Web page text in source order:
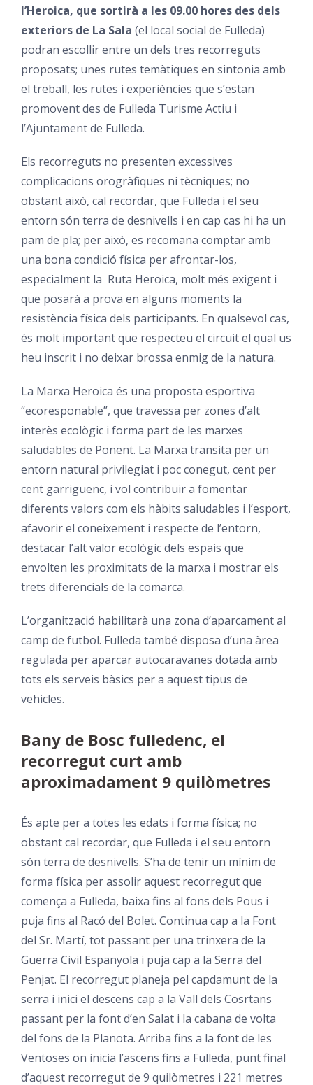
l’Heroica, que sortirà a les 09.00 hores des dels
exteriors de La Sala (el local social de Fulleda)
podran escollir entre un dels tres recorreguts
proposats; unes rutes temàtiques en sintonia amb
el treball, les rutes i experiències que s’estan
promovent des de Fulleda Turisme Actiu i
l’Ajuntament de Fulleda.
Els recorreguts no presenten excessives
complicacions orogràfiques ni tècniques; no
obstant això, cal recordar, que Fulleda i el seu
entorn són terra de desnivells i en cap cas hi ha un
pam de pla; per això, es recomana comptar amb
una bona condició física per afrontar-los,
especialment la Ruta Heroica, molt més exigent i
que posarà a prova en alguns moments la
resistència física dels participants. En qualsevol cas,
és molt important que respecteu el circuit el qual us
heu inscrit i no deixar brossa enmig de la natura.
La Marxa Heroica és una proposta esportiva
“ecoresponable”, que travessa per zones d’alt
interès ecològic i forma part de les marxes
saludables de Ponent. La Marxa transita per un
entorn natural privilegiat i poc conegut, cent per
cent garriguenc, i vol contribuir a fomentar
diferents valors com els hàbits saludables i l’esport,
afavorir el coneixement i respecte de l’entorn,
destacar l’alt valor ecològic dels espais que
envolten les proximitats de la marxa i mostrar els
trets diferencials de la comarca.
L’organització habilitarà una zona d’aparcament al
camp de futbol. Fulleda també disposa d’una àrea
regulada per aparcar autocaravanes dotada amb
tots els serveis bàsics per a aquest tipus de
vehicles.
Bany de Bosc fulledenc, el
recorregut curt amb
aproximadament 9 quilòmetres
És apte per a totes les edats i forma física; no
obstant cal recordar, que Fulleda i el seu entorn
són terra de desnivells. S’ha de tenir un mínim de
forma física per assolir aquest recorregut que
comença a Fulleda, baixa fins al fons dels Pous i
puja fins al Racó del Bolet. Continua cap a la Font
del Sr. Martí, tot passant per una trinxera de la
Guerra Civil Espanyola i puja cap a la Serra del
Penjat. El recorregut planeja pel capdamunt de la
serra i inici el descens cap a la Vall dels Cosrtans
passant per la font d’en Salat i la cabana de volta
del fons de la Planota. Arriba fins a la font de les
Ventoses on inicia l’ascens fins a Fulleda, punt final
d’aquest recorregut de 9 quilòmetres i 221 metres